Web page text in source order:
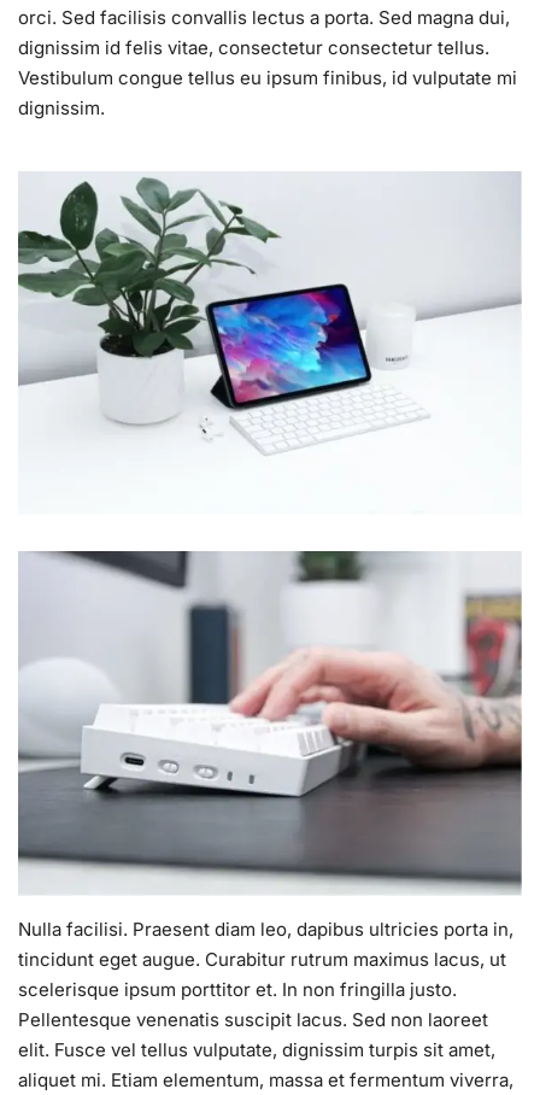
orci. Sed facilisis convallis lectus a porta. Sed magna dui,
dignissim id felis vitae, consectetur consectetur tellus.
Vestibulum congue tellus eu ipsum finibus, id vulputate mi
dignissim.
Nulla facilisi. Praesent diam leo, dapibus ultricies porta in,
tincidunt eget augue. Curabitur rutrum maximus lacus, ut
scelerisque ipsum porttitor et. In non fringilla justo.
Pellentesque venenatis suscipit lacus. Sed non laoreet
elit. Fusce vel tellus vulputate, dignissim turpis sit amet,
aliquet mi. Etiam elementum, massa et fermentum viverra,